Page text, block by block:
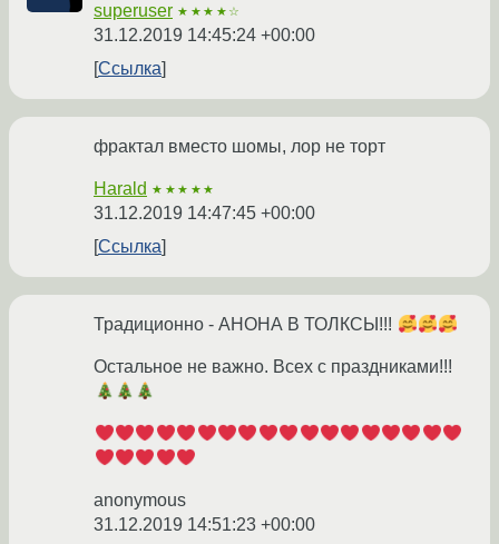
superuser ★★★★☆
31.12.2019 14:45:24 +00:00
Ссылка
фрактал вместо шомы, лор не торт
Harald ★★★★★
31.12.2019 14:47:45 +00:00
Ссылка
Традиционно - АНОНА В ТОЛКСЫ!!!
Остальное не важно. Всех с праздниками!!!
anonymous
31.12.2019 14:51:23 +00:00